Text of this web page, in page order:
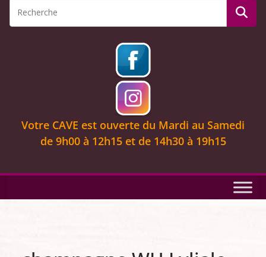
Votre CAVE est ouverte du Mardi au Samedi
de 9h00 à 12h15 et de 14h30 à 19h15